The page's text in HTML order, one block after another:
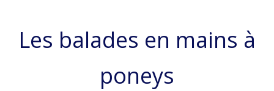
Les balades en mains à
poneys